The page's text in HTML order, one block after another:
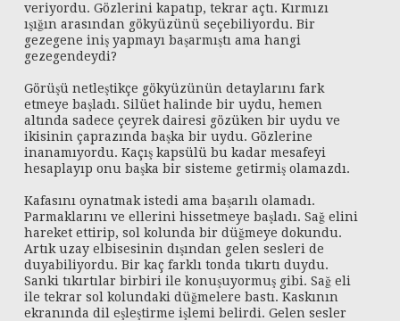
veriyordu. Gözlerini kapatıp, tekrar açtı. Kırmızı
ışığın arasından gökyüzünü seçebiliyordu. Bir
gezegene iniş yapmayı başarmıştı ama hangi
gezegendeydi?
Görüşü netleştikçe gökyüzünün detaylarını fark
etmeye başladı. Silüet halinde bir uydu, hemen
altında sadece çeyrek dairesi gözüken bir uydu ve
ikisinin çaprazında başka bir uydu. Gözlerine
inanamıyordu. Kaçış kapsülü bu kadar mesafeyi
hesaplayıp onu başka bir sisteme getirmiş olamazdı.
Kafasını oynatmak istedi ama başarılı olamadı.
Parmaklarını ve ellerini hissetmeye başladı. Sağ elini
hareket ettirip, sol kolunda bir düğmeye dokundu.
Artık uzay elbisesinin dışından gelen sesleri de
duyabiliyordu. Bir kaç farklı tonda tıkırtı duydu.
Sanki tıkırtılar birbiri ile konuşuyormuş gibi. Sağ eli
ile tekrar sol kolundaki düğmelere bastı. Kaskının
ekranında dil eşleştirme işlemi belirdi. Gelen sesler